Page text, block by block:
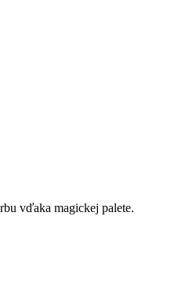
vďaka magickej palete.